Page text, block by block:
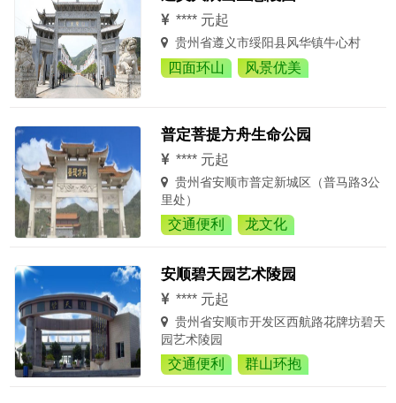
**** 元起
贵州省遵义市绥阳县风华镇牛心村
四面环山 风景优美
普定菩提方舟生命公园
**** 元起
贵州省安顺市普定新城区（普马路3公
里处）
交通便利 龙文化
安顺碧天园艺术陵园
**** 元起
贵州省安顺市开发区西航路花牌坊碧天
园艺术陵园
交通便利 群山环抱